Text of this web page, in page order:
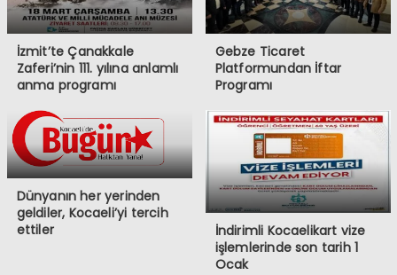
İzmit’te Çanakkale
Zaferi’nin 111. yılına anlamlı
anma programı
Gebze Ticaret
Platformundan İftar
Programı
Dünyanın her yerinden
geldiler, Kocaeli’yi tercih
ettiler
İndirimli Kocaelikart vize
işlemlerinde son tarih 1
Ocak